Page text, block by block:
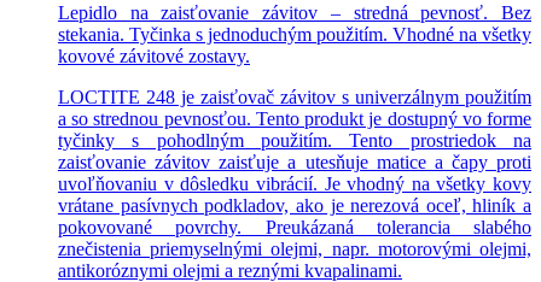
Lepidlo na zaisťovanie závitov – stredná pevnosť. Bez
stekania. Tyčinka s jednoduchým použitím. Vhodné na všetky
kovové závitové zostavy.
LOCTITE 248 je zaisťovač závitov s univerzálnym použitím
a so strednou pevnosťou. Tento produkt je dostupný vo forme
tyčinky s pohodlným použitím. Tento prostriedok na
zaisťovanie závitov zaisťuje a utesňuje matice a čapy proti
uvoľňovaniu v dôsledku vibrácií. Je vhodný na všetky kovy
vrátane pasívnych podkladov, ako je nerezová oceľ, hliník a
pokovované povrchy. Preukázaná tolerancia slabého
znečistenia priemyselnými olejmi, napr. motorovými olejmi,
antikoróznymi olejmi a reznými kvapalinami.